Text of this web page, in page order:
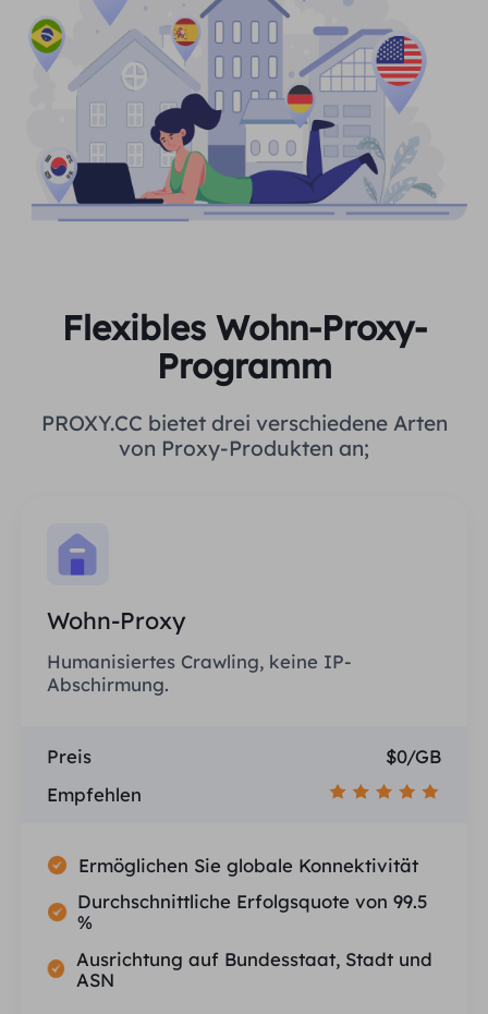
Flexibles Wohn-Proxy-
Programm
PROXY.CC bietet drei verschiedene Arten
von Proxy-Produkten an;
Wohn-Proxy
Humanisiertes Crawling, keine IP-
Abschirmung.
Preis
$0/GB
Empfehlen
Ermöglichen Sie globale Konnektivität
Durchschnittliche Erfolgsquote von 99.5
%
Ausrichtung auf Bundesstaat, Stadt und
ASN